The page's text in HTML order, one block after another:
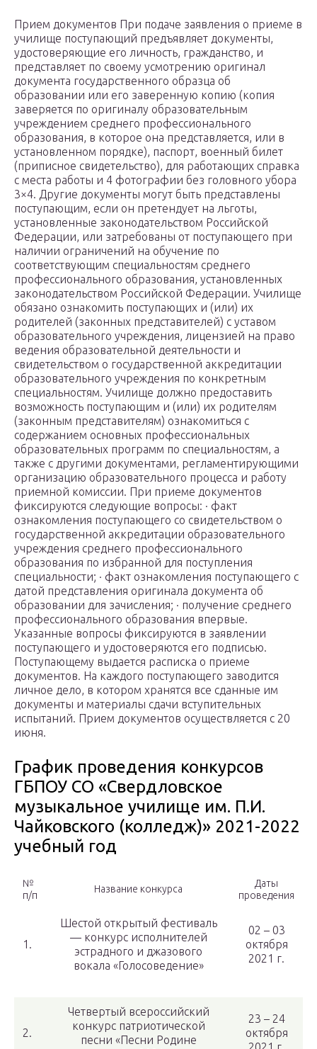
Прием документов При подаче заявления о приеме в
училище поступающий предъявляет документы,
удостоверяющие его личность, гражданство, и
представляет по своему усмотрению оригинал
документа государственного образца об
образовании или его заверенную копию (копия
заверяется по оригиналу образовательным
учреждением среднего профессионального
образования, в которое она представляется, или в
установленном порядке), паспорт, военный билет
(приписное свидетельство), для работающих справка
с места работы и 4 фотографии без головного убора
3×4. Другие документы могут быть представлены
поступающим, если он претендует на льготы,
установленные законодательством Российской
Федерации, или затребованы от поступающего при
наличии ограничений на обучение по
соответствующим специальностям среднего
профессионального образования, установленных
законодательством Российской Федерации. Училище
обязано ознакомить поступающих и (или) их
родителей (законных представителей) с уставом
образовательного учреждения, лицензией на право
ведения образовательной деятельности и
свидетельством о государственной аккредитации
образовательного учреждения по конкретным
специальностям. Училище должно предоставить
возможность поступающим и (или) их родителям
(законным представителям) ознакомиться с
содержанием основных профессиональных
образовательных программ по специальностям, а
также с другими документами, регламентирующими
организацию образовательного процесса и работу
приемной комиссии. При приеме документов
фиксируются следующие вопросы: · факт
ознакомления поступающего со свидетельством о
государственной аккредитации образовательного
учреждения среднего профессионального
образования по избранной для поступления
специальности; · факт ознакомления поступающего с
датой представления оригинала документа об
образовании для зачисления; · получение среднего
профессионального образования впервые.
Указанные вопросы фиксируются в заявлении
поступающего и удостоверяются его подписью.
Поступающему выдается расписка о приеме
документов. На каждого поступающего заводится
личное дело, в котором хранятся все сданные им
документы и материалы сдачи вступительных
испытаний. Прием документов осуществляется с 20
июня.
График проведения конкурсов
ГБПОУ СО «Свердловское
музыкальное училище им. П.И.
Чайковского (колледж)» 2021-2022
учебный год
№
п/п
Название конкурса
Даты
проведения
1.
Шестой открытый фестиваль
— конкурс исполнителей
эстрадного и джазового
вокала «Голосоведение»
02 – 03
октября
2021 г.
2.
Четвертый всероссийский
конкурс патриотической
песни «Песни Родине
23 – 24
октября